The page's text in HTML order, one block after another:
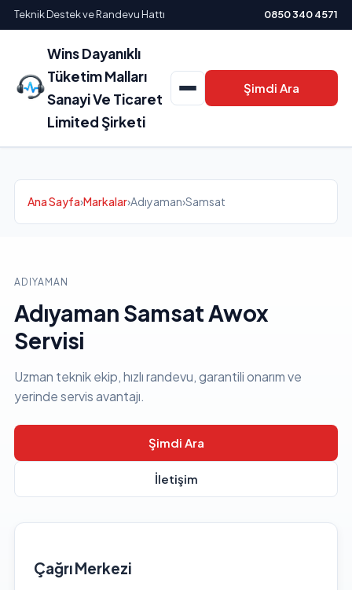
Teknik Destek ve Randevu Hattı 0850 340 4571
Wins Dayanıklı
Tüketim Malları
Sanayi Ve Ticaret
Limited Şirketi
Şimdi Ara
Ana Sayfa›Markalar›Adıyaman›Samsat
ADIYAMAN
Adıyaman Samsat Awox
Servisi
Uzman teknik ekip, hızlı randevu, garantili onarım ve
yerinde servis avantajı.
Şimdi Ara
İletişim
Çağrı Merkezi